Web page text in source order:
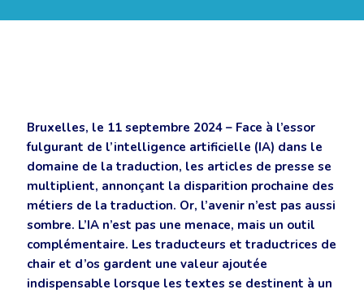
Bruxelles, le 11 septembre 2024 – Face à l’essor
fulgurant de l’intelligence artificielle (IA) dans le
domaine de la traduction, les articles de presse se
multiplient, annonçant la disparition prochaine des
métiers de la traduction. Or, l’avenir n’est pas aussi
sombre. L’IA n’est pas une menace, mais un outil
complémentaire. Les traducteurs et traductrices de
chair et d’os gardent une valeur ajoutée
indispensable lorsque les textes se destinent à un